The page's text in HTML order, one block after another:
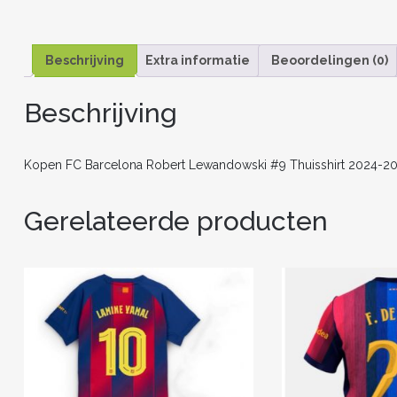
Beschrijving Extra informatie Beoordelingen (0)
Beschrijving
Kopen FC Barcelona Robert Lewandowski #9 Thuisshirt 2024-
Gerelateerde producten